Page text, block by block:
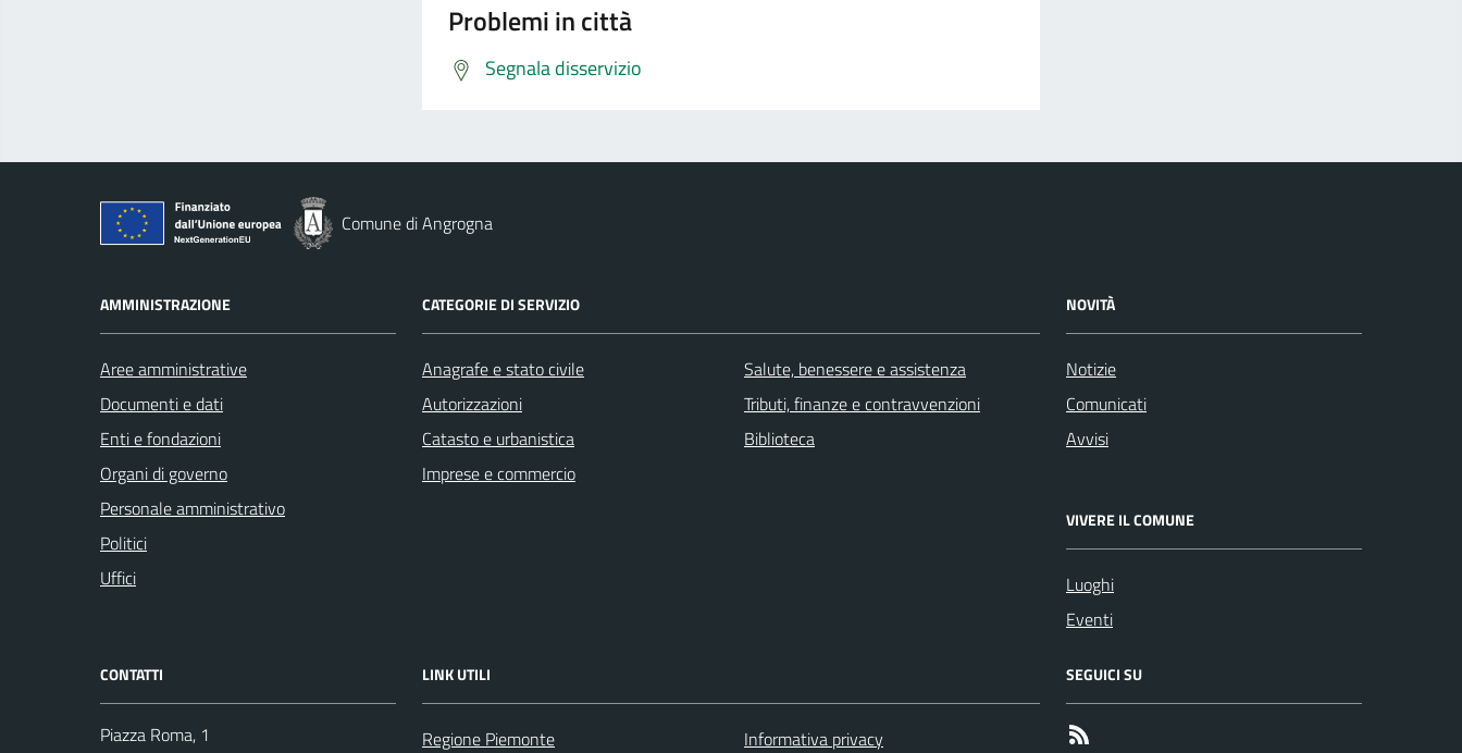
Problemi in città
Segnala disservizio
Comune di Angrogna
AMMINISTRAZIONE
Aree amministrative
Documenti e dati
Enti e fondazioni
Organi di governo
Personale amministrativo
Politici
Uffici
CATEGORIE DI SERVIZIO
Anagrafe e stato civile
Autorizzazioni
Catasto e urbanistica
Imprese e commercio
Salute, benessere e assistenza
Tributi, finanze e contravvenzioni
Biblioteca
NOVITÀ
Notizie
Comunicati
Avvisi
VIVERE IL COMUNE
Luoghi
Eventi
CONTATTI
Piazza Roma, 1
LINK UTILI
Regione Piemonte Informativa privacy
SEGUICI SU